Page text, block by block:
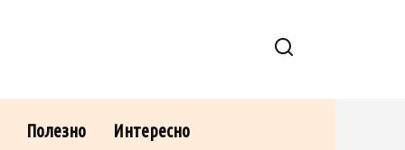
Полезно Интересно